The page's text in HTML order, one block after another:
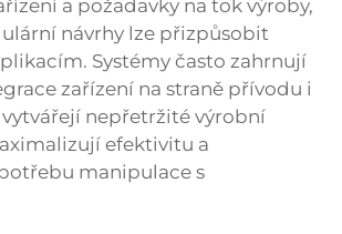
a požadavky na tok výroby,
návrhy lze přizpůsobit
Systémy často zahrnují
zařízení na straně přívodu i
nepřetržité výrobní
efektivitu a
manipulace s